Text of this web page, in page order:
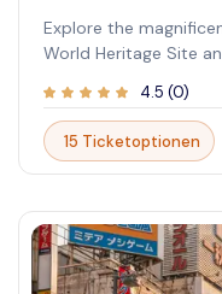
Explore the
World Heritage Site
ancient citadel
witness the
civilization. At its
majestic temple
profound journey
providing
the Aegean beyond.
4.5 (0)
15 Ticketoptionen